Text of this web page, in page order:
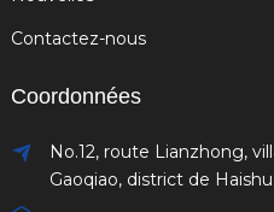
Contactez-nous
Coordonnées
No.12, route Lianzhong,
Gaoqiao, district de